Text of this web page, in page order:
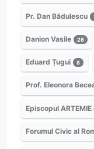
Pr. Dan Bădulescu
Danion Vasile 26
Eduard Țugui 8
Prof. Eleonora
Episcopul ARTEMIE
Forumul Civic al